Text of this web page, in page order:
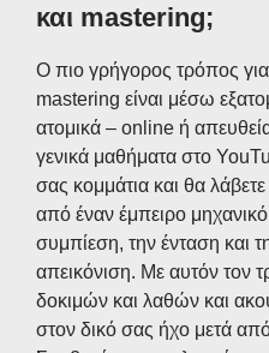
και mastering;
Ο πιο γρήγορος τρόπος για
mastering είναι μέσω
ατομικά – online ή
γενικά μαθήματα στο
σας κομμάτια και θα
από έναν έμπειρο
συμπίεση, την ένταση και
απεικόνιση. Με αυτόν τον
δοκιμών και λαθών και
στον δικό σας ήχο μετά